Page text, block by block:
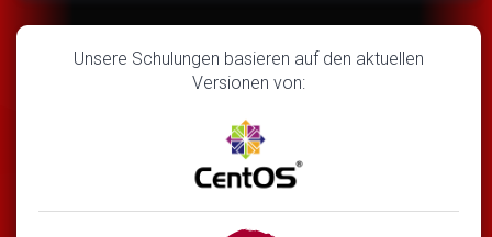
Unsere Schulungen basieren auf den aktuellen
Versionen von: